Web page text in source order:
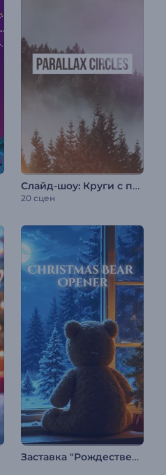
Слайд-шоу: Круги с параллакс-эффектом
20 сцен
Заставка "Рождественский медведь"